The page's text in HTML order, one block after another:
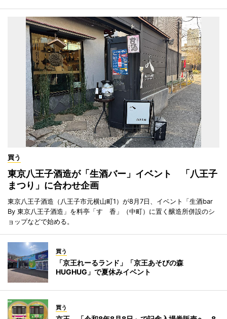
買う
東京八王子酒造が「生酒バー」イベント 「八王子
まつり」に合わせ企画
東京八王子酒造（八王子市元横山町1）が8月7日、イベント「生酒bar
By 東京八王子酒造」を料亭「すゞ香」（中町）に置く醸造所併設のシ
ョップなどで始める。
買う
「京王れーるランド」「京王あそびの森
HUGHUG」で夏休みイベント
買う